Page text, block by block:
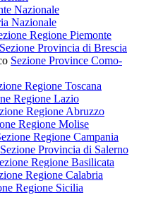
Nazionale
Nazionale
Regione Piemonte
Sezione Provincia di Brescia
Sezione Province Como-
Regione Toscana
Regione Lazio
Regione Abruzzo
Regione Molise
Regione Campania
Sezione Provincia di Salerno
Regione Basilicata
Regione Calabria
Regione Sicilia